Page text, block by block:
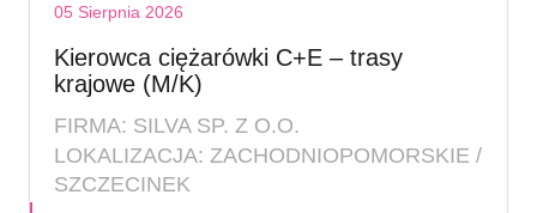
05 Sierpnia 2026
Kierowca ciężarówki C+E – trasy
krajowe (M/K)
FIRMA: SILVA SP. Z O.O.
LOKALIZACJA: ZACHODNIOPOMORSKIE /
SZCZECINEK